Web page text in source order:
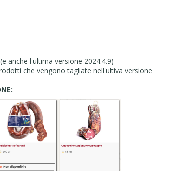
anche l'ultima versione 2024.4.9)
che vengono tagliate nell'ultiva versione